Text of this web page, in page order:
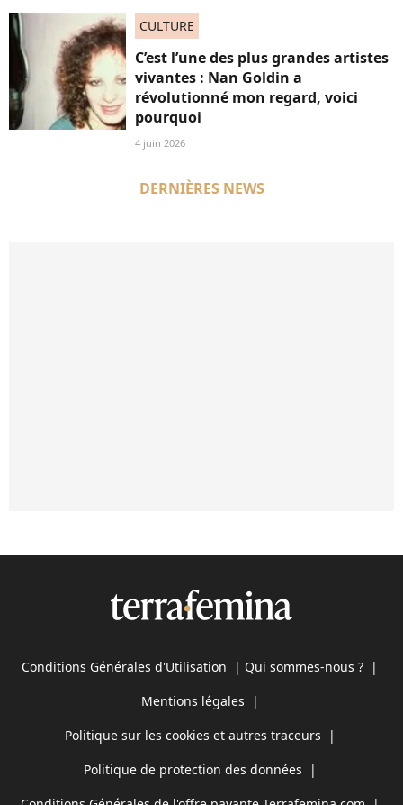
CULTURE
C’est l’une des plus grandes artistes
vivantes : Nan Goldin a
révolutionné mon regard, voici
pourquoi
4 juin 2026
DERNIÈRES NEWS
Conditions Générales d'Utilisation | Qui sommes-nous ? |
Mentions légales |
Politique sur les cookies et autres traceurs |
Politique de protection des données |